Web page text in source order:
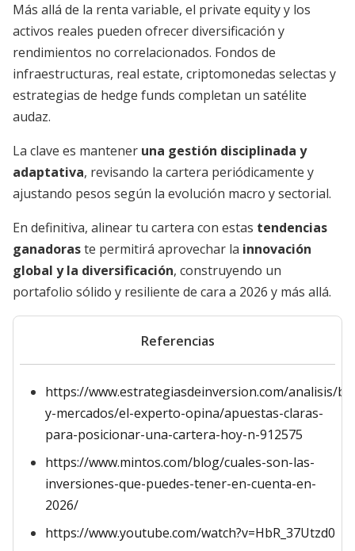
Más allá de la renta variable, el private equity y los
activos reales pueden ofrecer diversificación y
rendimientos no correlacionados. Fondos de
infraestructuras, real estate, criptomonedas selectas y
estrategias de hedge funds completan un satélite
audaz.
La clave es mantener una gestión disciplinada y
adaptativa, revisando la cartera periódicamente y
ajustando pesos según la evolución macro y sectorial.
En definitiva, alinear tu cartera con estas tendencias
ganadoraste permitirá aprovechar la innovación
global y la diversificación, construyendo un
portafolio sólido y resiliente de cara a 2026 y más allá.
Referencias
https://www.estrategiasdeinversion.com/analisis/
y-mercados/el-experto-opina/apuestas-claras-
para-posicionar-una-cartera-hoy-n-912575
https://www.mintos.com/blog/cuales-son-las-
inversiones-que-puedes-tener-en-cuenta-en-
2026/
https://www.youtube.com/watch?v=HbR_37Utzd0